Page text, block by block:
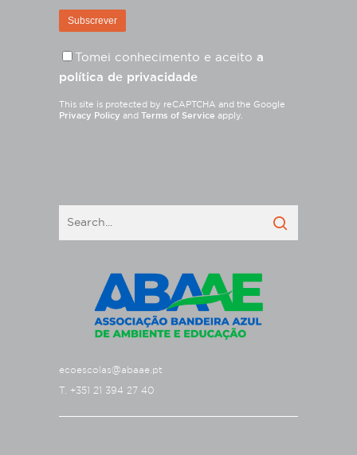
Tomei conhecimento e aceito a
política de privacidade
This site is protected by reCAPTCHA and the Google
Privacy Policy and Terms of Service apply.
ecoescolas@abaae.pt
T. +351 21 394 27 40